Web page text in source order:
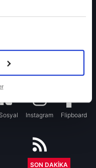
gelmişti
için olay sözler!
Instagram Flipboard
RSS
SON DAKİKA